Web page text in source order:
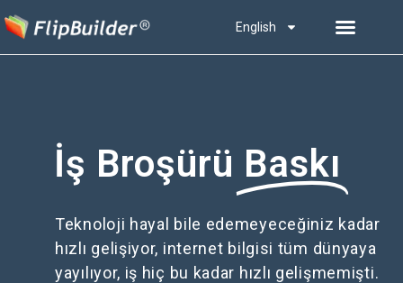
English
İş Broşürü Baskı
Teknoloji hayal bile edemeyeceğiniz kadar
hızlı gelişiyor, internet bilgisi tüm dünyaya
yayılıyor, iş hiç bu kadar hızlı gelişmemişti.